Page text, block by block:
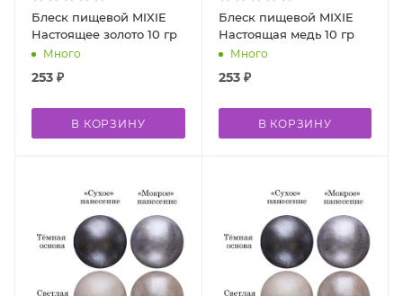
Блеск пищевой MIXIE
Настоящее золото 10 гр
Много
253 ₽
В КОРЗИНУ
Блеск пищевой MIXIE
Настоящая медь 10 гр
Много
253₽
В КОРЗИНУ